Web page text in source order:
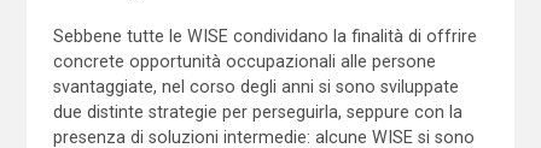
Sebbene tutte le WISE condividano la finalità di offrire
concrete opportunità occupazionali alle persone
svantaggiate, nel corso degli anni si sono sviluppate
due distinte strategie per perseguirla, seppure con la
presenza di soluzioni intermedie: alcune WISE si sono